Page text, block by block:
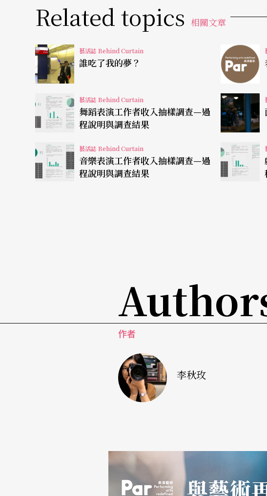
任開始。第一年一天十堂課，從學校升旗就到校，一直上
上廁所都是跟學生說一聲，快去快回。遇到去外地要開車
心起不來、又擔心太晚塞車……整夜精神緊繃到最後就是每
直到有一天，當時兼職網路廣播主持人的她，在訪問來賓時
只記得對方還在講話，卻無法回應，倒地前最後的念頭是
因為必須南下，她仍舊五點多起床，搭車趕那十堂課。忙
體重，只知道此時要賺的不是錢，而是一個名聲，讓大家記
舞台是殘酷的 永遠得不斷push
被她形容為「地獄」。每天帶著
直擠奶擠遍各大音樂廳、高鐵站，每個地方的哺乳室、冰
獨奏家身分回歸舞台那場，她半夜三點起床擠奶，四點準
練完還得先在高鐵站擠完奶才能回家。沒有時間練琴，只能
裡思考，或者半夜用「滅音器」練習。然而即使疲憊，上
現，因為舞台是殘酷的，台下觀眾永遠不會體諒獨奏家幕後
突然想起她說十四歲到維也納時，老師派的第一首功課就
逼到所有的爆發力全開，才教她領悟到什麼叫做獨當一面的
在任何時候都要維持最好水準。唯有反應快、配合度高，
而一回頭，她也感嘆：「訪到我算是發展還可以的例子，
Related topics 相關文章
藝活誌 Behind Curtain
誰吃了我的夢？
藝活誌 Behind Curtain
舞蹈表演工作者收入抽樣調查—過
程說明與調查結果
藝活誌 Behind Curtain
音樂表演工作者收入抽樣調查—過
程說明與調查結果
作者
李秋玫